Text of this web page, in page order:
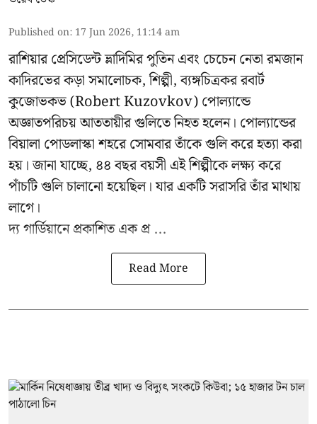
Published on: 17 Jun 2026, 11:14 am
রাশিয়ার প্রেসিডেন্ট ভ্লাদিমির পুতিন এবং চেচেন নেতা রমজান
কাদিরভের কড়া সমালোচক, শিল্পী, ব্যঙ্গচিত্রকর রবার্ট
কুজোভকভ (Robert Kuzovkov) পোল্যান্ডে
অজ্ঞাতপরিচয় আততায়ীর গুলিতে নিহত হলেন। পোল্যান্ডের
বিয়ালা পোডলাস্কা শহরে সোমবার তাঁকে গুলি করে হত্যা করা
হয়। জানা যাচ্ছে, ৪৪ বছর বয়সী এই শিল্পীকে লক্ষ্য করে
পাঁচটি গুলি চালানো হয়েছিল। যার একটি সরাসরি তাঁর মাথায়
লাগে।
দ্য গার্ডিয়ানে প্রকাশিত এক প্র ...
Read More